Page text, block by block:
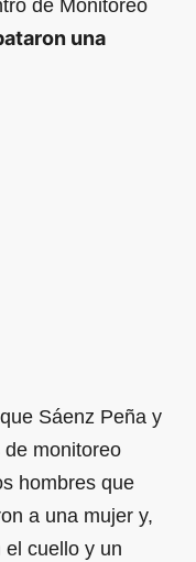
de Monitoreo
una
Sáenz Peña y
monitoreo
hombres que
a una mujer y,
cuello y un